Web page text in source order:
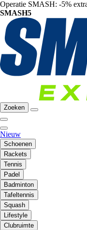
Operatie SMASH: -5%
SMASH5
Zoeken
Nieuw
Schoenen
Rackets
Tennis
Padel
Badminton
Tafeltennis
Squash
Lifestyle
Clubruimte